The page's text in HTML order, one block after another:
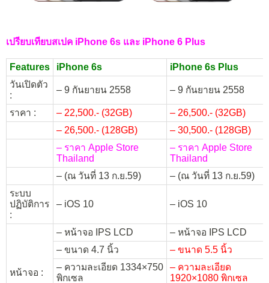
เปรียบเทียบสเปค iPhone 6s และ iPhone 6 Plus
Features iPhone 6s
iPhone 6s Plus
วันเปิดตัว
:
– 9 กันยายน 2558 – 9 กันยายน 2558
ราคา : – 22,500.- (32GB)
– 26,500.- (32GB)
– 26,500.- (128GB)
– 30,500.- (128GB)
– ราคา Apple Store
Thailand
– ราคา Apple Store
Thailand
– (ณ วันที่ 13 ก.ย.59)
– (ณ วันที่ 13 ก.ย.59)
ระบบ
ปฏิบัติการ
:
– iOS 10 – iOS 10
หน้าจอ :
– หน้าจอ IPS LCD
– หน้าจอ IPS LCD
– ขนาด 4.7 นิ้ว
– ขนาด 5.5 นิ้ว
– ความละเอียด 1334×750
พิกเซล
– ความละเอียด
1920×1080 พิกเซล